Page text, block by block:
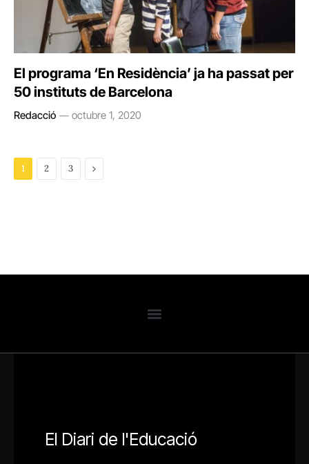
El programa ‘En Residència’ ja ha passat per
50 instituts de Barcelona
Redacció octubre 1, 2020
1 2 3 Next